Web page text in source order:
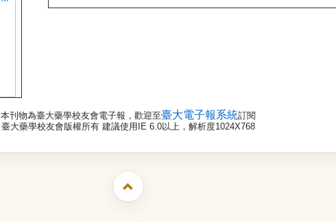
本刊物為臺大藥學校友會電子報，歡迎至臺大電子報系統訂閱
臺大藥學校友會版權所有 建議使用IE 6.0以上，解析度1024X768